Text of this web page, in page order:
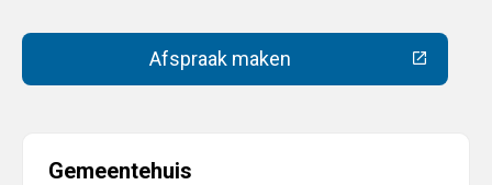
Afspraak maken(Deze link gaat naar een
Gemeentehuis